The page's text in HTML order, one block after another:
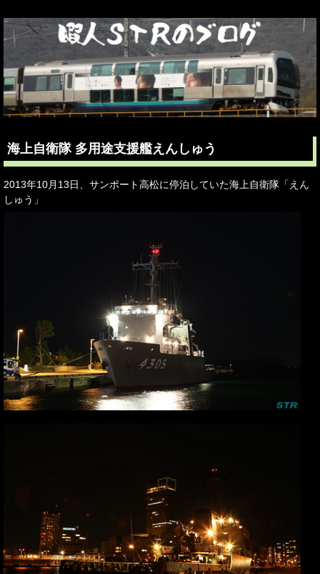
海上自衛隊 多用途支援艦えんしゅう
2013年10月13日、サンポート高松に停泊していた海上自衛隊「えん
しゅう」